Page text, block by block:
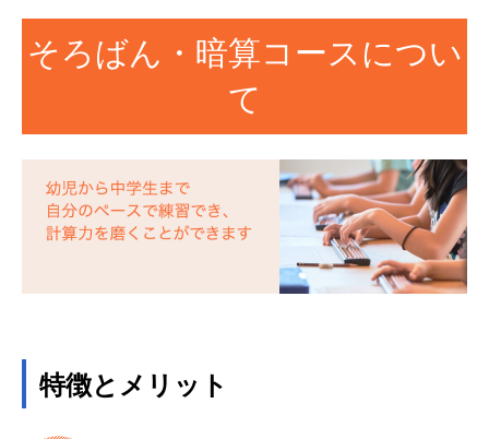
そろばん・暗算コースについ
て
特徴とメリット